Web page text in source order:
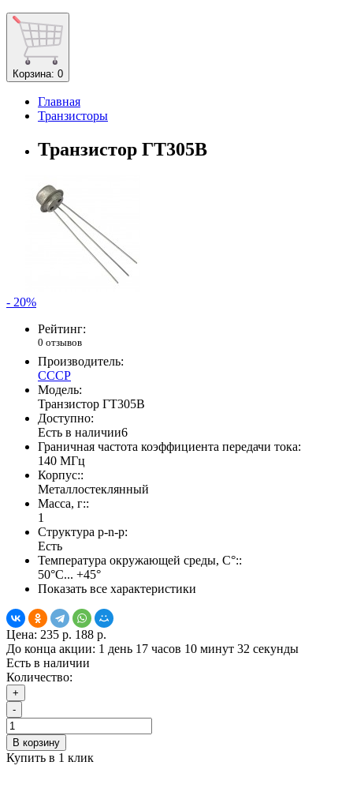
Корзина: 0
Главная
Транзисторы
Транзистор ГТ305В
- 20%
Рейтинг:
0 отзывов
Производитель:
СССР
Модель:
Транзистор ГТ305В
Доступно:
Есть в наличии6
Граничная частота коэффициента передачи тока:
140 МГц
Корпус::
Металлостеклянный
Масса, г::
1
Структура p-n-p:
Есть
Температура окружающей среды, С°::
50°С... +45°
Показать все характеристики
Цена: 235 р. 188 р.
До конца акции: 1 день 17 часов 10 минут 31 секунда
Есть в наличии
Количество:
+
-
В корзину
Купить в 1 клик